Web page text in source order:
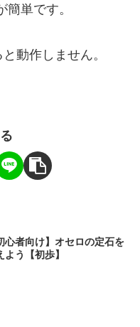
単です。
動作しません。
心者向け】オセロの定石を
よう【初歩】